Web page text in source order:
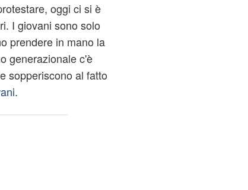
oggi ci si è
I giovani sono solo
prendere in mano la
generazionale c'è
sopperiscono al fatto
.